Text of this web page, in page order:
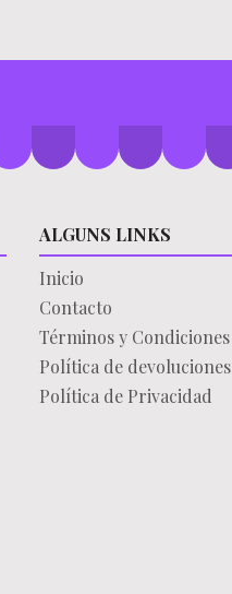
ALGUNS LINKS
Inicio
Contacto
Términos y Condiciones
Política de devoluciones
Política de Privacidad